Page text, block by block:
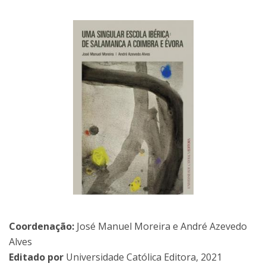
Coordenação: José Manuel Moreira e André Azevedo
Alves
Editado por Universidade Católica Editora, 2021